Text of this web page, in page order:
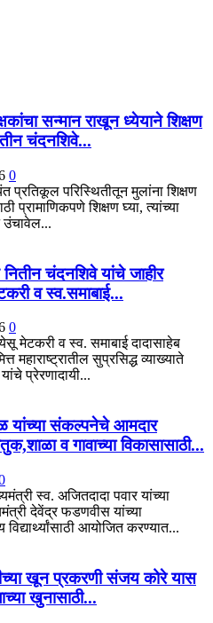
सन्मान राखून ध्येयाने शिक्षण
चंदनशिवे...
0
प्रतिकूल परिस्थितीतून मुलांना शिक्षण
प्रामाणिकपणे शिक्षण घ्या, त्यांच्या
उंचावेल...
चंदनशिवे यांचे जाहीर
व स्व.समाबाई...
0
मेटकरी व स्व. समाबाई दादासाहेब
महाराष्ट्रातील सुप्रसिद्ध व्याख्याते
प्रेरणादायी...
यांच्या संकल्पनेचे आमदार
व गावाच्या विकासासाठी...
स्व. अजितदादा पवार यांच्या
देवेंद्र फडणवीस यांच्या
आयोजित करण्यात...
खून प्रकरणी संजय कोरे यास
खुनासाठी...